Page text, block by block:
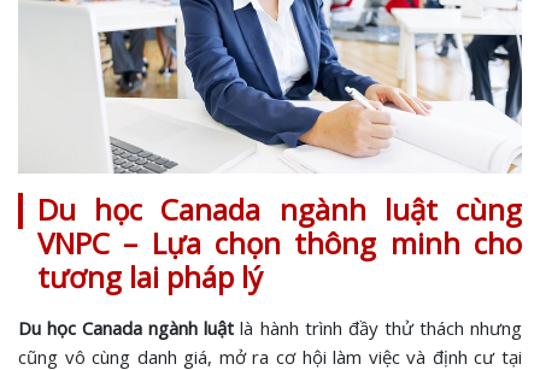
Du học Canada ngành luật cùng
VNPC – Lựa chọn thông minh cho
tương lai pháp lý
Du học Canada ngành luật là hành trình đầy thử thách nhưng
cũng vô cùng danh giá, mở ra cơ hội làm việc và định cư tại